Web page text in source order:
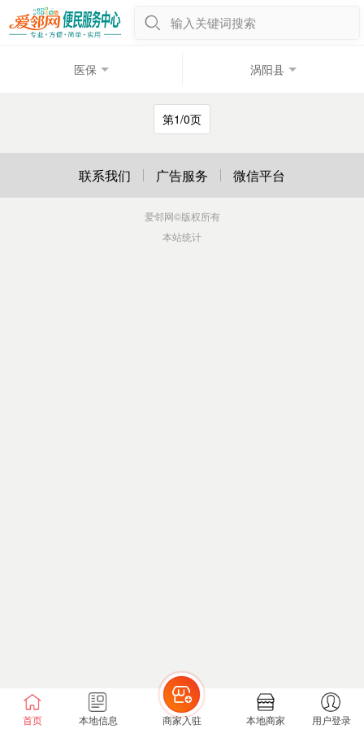
输入关键词搜索
医保 涡阳县
第1/0页
首页 本地信息 商家入驻 本地商家 用户登录
联系我们 广告服务 微信平台
爱邻网©版权所有
本站统计